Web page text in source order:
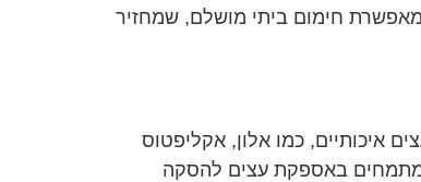
מאפשרת חימום ביתי מושלם, שמחזיר
איכותיים, כמו אלון, אקליפטוס
מתמחים באספקת עצים להסקה